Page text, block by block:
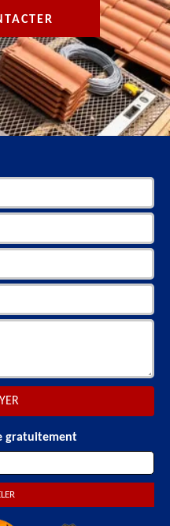
gratuitement